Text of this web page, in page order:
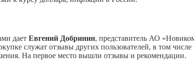
дает Евгений Добринин, представитель АО
служат отзывы других пользователей, в том числе
На первое место вышли отзывы и рекомендации.